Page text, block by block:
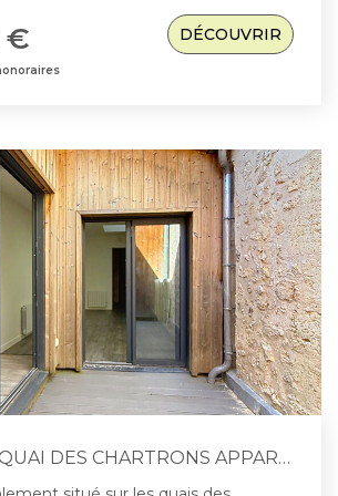
rénové avec goût,
et lumineux, dispose d'un couloir
avec rangements, d'une salle d'eau
comprenant entretien et
parties communes, chauffage de
et frais de syndic. Pour
majoré meublé, si cet
être loué serait de 1344€ par
par le propriétaire de même
l'ascenseur. Montant estimé
annuelles d'énergie pour un usage
840€ et 1190€. Prix moyen des
au 1er janvier 2021 (abonnement
sur les risques auxquels
Prix de vente :
€ DÉCOUVRIR
BORDEAUX QUAI DES CHARTRONS APPARTEMENT TYPE 3